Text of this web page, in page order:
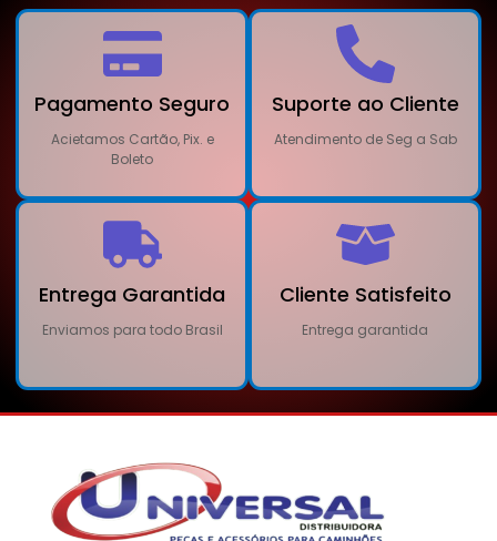
Pagamento Seguro
Acietamos Cartão, Pix. e
Boleto
Suporte ao Cliente
Atendimento de Seg a Sab
Entrega Garantida
Enviamos para todo Brasil
Cliente Satisfeito
Entrega garantida